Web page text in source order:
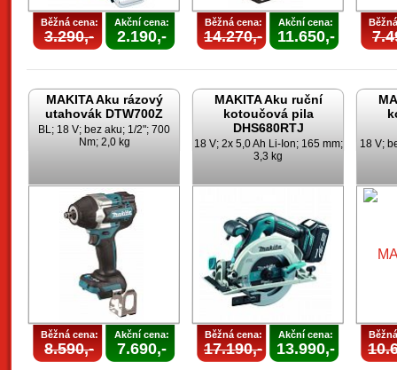
Běžná cena:
3.290,-
Akční cena:
2.190,-
Běžná cena:
14.270,-
Akční cena:
11.650,-
MAKITA Aku rázový
utahovák DTW700Z
BL; 18 V; bez aku; 1/2"; 700
Nm; 2,0 kg
Běžná cena:
8.590,-
Akční cena:
7.690,-
MAKITA Aku ruční
kotoučová pila
DHS680RTJ
18 V; 2x 5,0 Ah Li-Ion; 165 mm;
3,3 kg
Běžná cena:
17.190,-
Akční cena:
13.990,-
18 V;